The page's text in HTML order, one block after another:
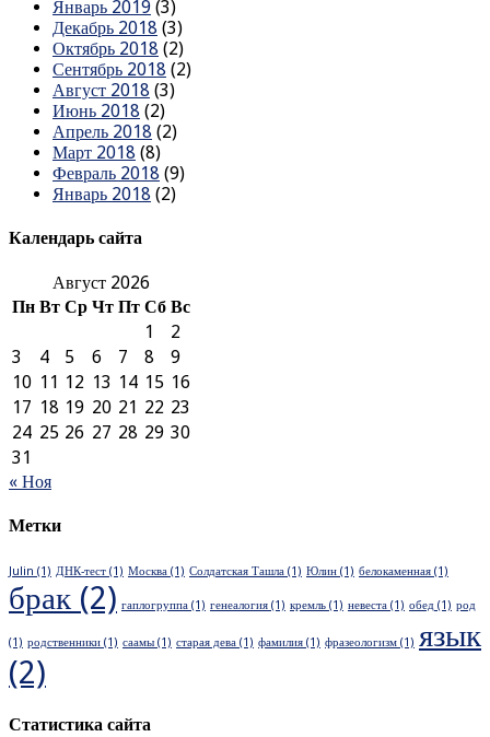
Январь 2019 (3)
Декабрь 2018 (3)
Октябрь 2018 (2)
Сентябрь 2018 (2)
Август 2018 (3)
Июнь 2018 (2)
Апрель 2018 (2)
Март 2018 (8)
Февраль 2018 (9)
Январь 2018 (2)
Календарь сайта
Август 2026
Пн Вт Ср Чт Пт Сб Вс
1
2
3
4 5 6 7 8
9
10 11 12 13 14 15 16
17 18 19 20 21 22 23
24 25 26 27 28 29 30
31
« Ноя
Метки
Julin (1) ДНК-тест (1) Москва (1) Солдатская Ташла (1) Юлин (1) белокаменная (1)
брак (2) гаплогруппа (1) генеалогия (1) кремль (1) невеста (1) обед (1) род
(1) родственники (1) саамы (1) старая дева (1) фамилия (1) фразеологизм (1) язык
(2)
Статистика сайта